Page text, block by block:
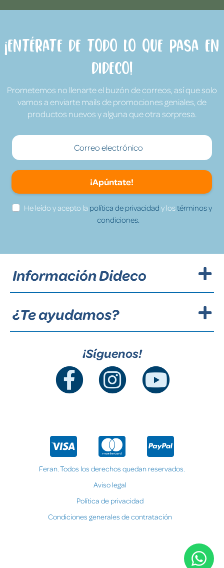
¡Entérate de todo lo que pasa en
Dideco!
Prometemos no llenarte el buzón de correos, así que solo
vamos a enviarte mails de promociones geniales, de
productos nuevos y alguna que otra sorpresa.
¡Apúntate!
He leído y acepto la política de privacidad y lostérminos y
condiciones.
Información Dideco
¿Te ayudamos?
¡Síguenos!
Feran. Todos los derechos quedan reservados.
Aviso legal
Política de privacidad
Condiciones generales de contratación